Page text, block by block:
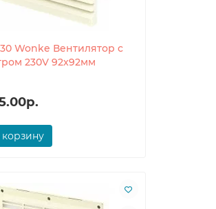
Wonke Вентилятор с
230V 92x92мм
корзину